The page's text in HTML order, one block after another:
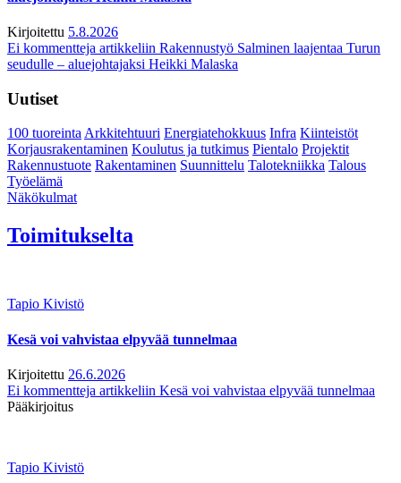
Kirjoitettu 5.8.2026
Ei kommentteja artikkeliin Rakennustyö Salminen laajentaa Turun
seudulle – aluejohtajaksi Heikki Malaska
Uutiset
100 tuoreintaArkkitehtuuri Energiatehokkuus Infra Kiinteistöt
Korjausrakentaminen Koulutus ja tutkimus Pientalo Projektit
Rakennustuote Rakentaminen Suunnittelu Talotekniikka Talous
Työelämä
Näkökulmat
Toimitukselta
Tapio Kivistö
Kesä voi vahvistaa elpyvää tunnelmaa
Kirjoitettu 26.6.2026
Ei kommentteja artikkeliin Kesä voi vahvistaa elpyvää tunnelmaa
Pääkirjoitus
Tapio Kivistö